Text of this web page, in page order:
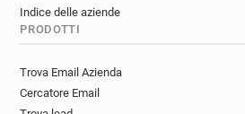
Indice delle aziende
PRODOTTI
Trova Email Azienda
Cercatore Email